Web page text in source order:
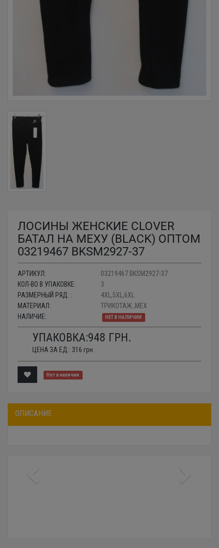
ЛОСИНЫ ЖЕНСКИЕ CLOVER
БАТАЛ НА МЕХУ (BLACK) ОПТОМ
03219467 BKSM2927-37
АРТИКУЛ:
03219467 BKSM2927-37
КОЛ-ВО В УПАКОВКЕ:
3
РАЗМЕРНЫЙ РЯД: :
4XL,5XL,6XL
МАТЕРИАЛ:
ТРИКОТАЖ ,МЕХ
НАЛИЧИЕ:
НЕТ В НАЛИЧИИ
УПАКОВКА:948 ГРН.
ЦЕНА ЗА ЕД.: 316 грн.
Нет в наличии
ОПИСАНИЕ